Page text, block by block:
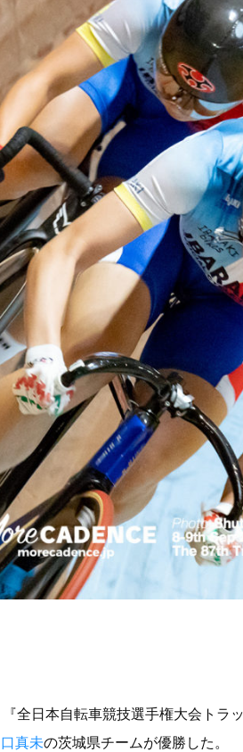
全日本自転車競技選手権大会トラ
真未の茨城県チームが優勝した。